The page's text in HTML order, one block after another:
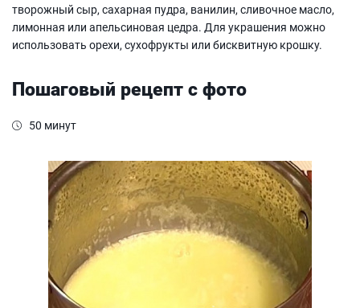
творожный сыр, сахарная пудра, ванилин, сливочное масло,
лимонная или апельсиновая цедра. Для украшения можно
использовать орехи, сухофрукты или бисквитную крошку.
Пошаговый рецепт с фото
50 минут